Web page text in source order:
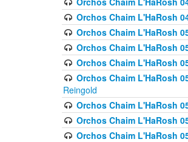
Orchos Chaim L'HaRosh
Orchos Chaim L'HaRosh
Orchos Chaim L'HaRosh
Orchos Chaim L'HaRosh
Orchos Chaim L'HaRosh
Reingold
Orchos Chaim L'HaRosh
Orchos Chaim L'HaRosh
Orchos Chaim L'HaRosh